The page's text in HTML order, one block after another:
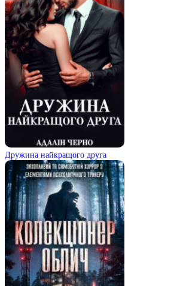
Дружина найкращого друга